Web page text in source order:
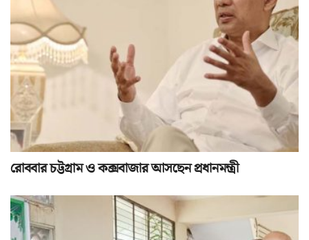
রোববার চট্টগ্রাম ও কক্সবাজার আসছেন প্রধানমন্ত্রী